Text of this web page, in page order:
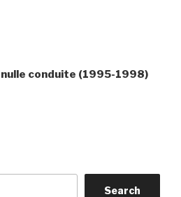
conduite (1995-1998)
Search